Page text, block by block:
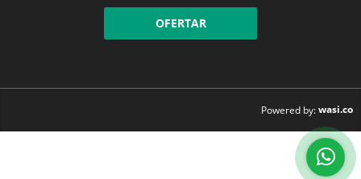
OFERTAR
Powered by:wasi.co